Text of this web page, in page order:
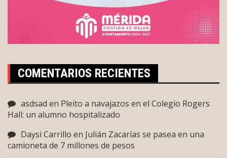
COMENTARIOS RECIENTES
asdsad en Pleito a navajazos en el Colegio Rogers
Hall: un alumno hospitalizado
Daysi Carrillo en Julián Zacarías se pasea en una
camioneta de 7 millones de pesos